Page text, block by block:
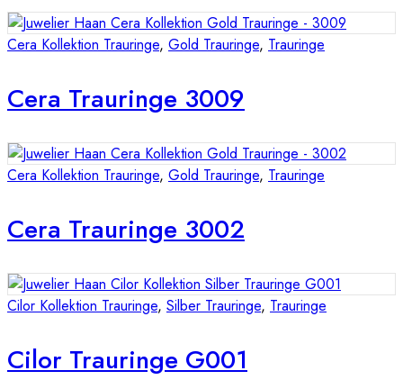
Cera Kollektion Trauringe, Gold Trauringe, Trauringe
Cera Trauringe 3009
Cera Kollektion Trauringe, Gold Trauringe, Trauringe
Cera Trauringe 3002
Cilor Kollektion Trauringe, Silber Trauringe, Trauringe
Cilor Trauringe G001